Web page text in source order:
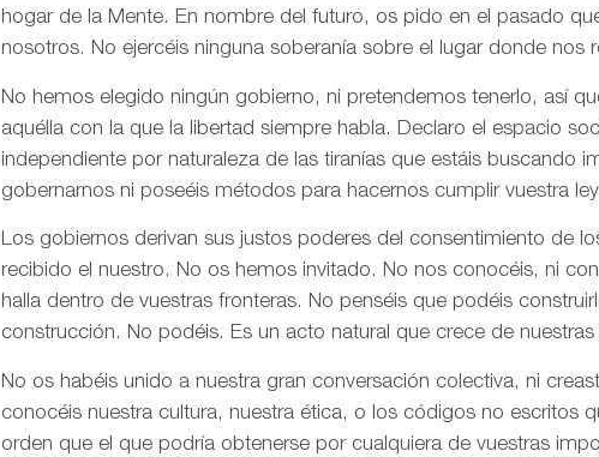
hogar de la Mente. En nombre del futuro, os pido en el pasado
nosotros. No ejercéis ninguna soberanía sobre el lugar donde nos
No hemos elegido ningún gobierno, ni pretendemos tenerlo, así
aquélla con la que la libertad siempre habla. Declaro el espacio
independiente por naturaleza de las tiranías que estáis buscando
gobernarnos ni poseéis métodos para hacernos cumplir vuestra
Los gobiernos derivan sus justos poderes del consentimiento de
recibido el nuestro. No os hemos invitado. No nos conocéis, ni
halla dentro de vuestras fronteras. No penséis que podéis
construcción. No podéis. Es un acto natural que crece de
No os habéis unido a nuestra gran conversación colectiva, ni
conocéis nuestra cultura, nuestra ética, o los códigos no escritos
orden que el que podría obtenerse por cualquiera de vuestras